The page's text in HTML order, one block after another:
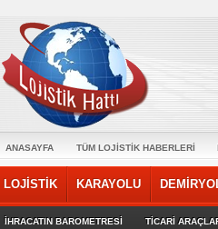
ANASAYFA TÜM LOJİSTİK HABERLERİ
LOJİSTİK KARAYOLU
İHRACATIN BAROMETRESİ TİCARİ